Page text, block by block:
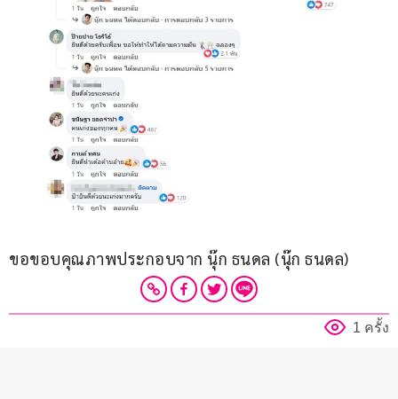
ขอขอบคุณภาพประกอบจาก นุ๊ก ธนดล (นุ๊ก ธนดล)
1 ครั้ง